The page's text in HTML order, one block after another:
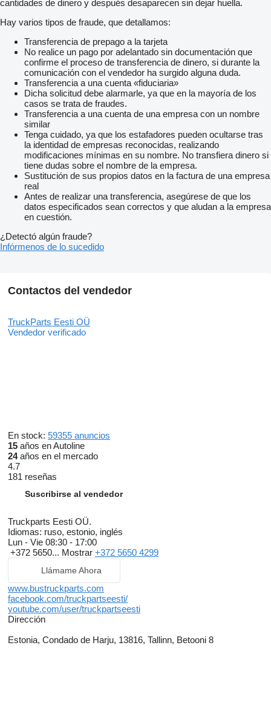
cantidades de dinero y después desaparecen sin dejar huella.
Hay varios tipos de fraude, que detallamos:
Transferencia de prepago a la tarjeta
No realice un pago por adelantado sin documentación que
confirme el proceso de transferencia de dinero, si durante la
comunicación con el vendedor ha surgido alguna duda.
Transferencia a una cuenta «fiduciaria»
Dicha solicitud debe alarmarle, ya que en la mayoría de los
casos se trata de fraudes.
Transferencia a una cuenta de una empresa con un nombre
similar
Tenga cuidado, ya que los estafadores pueden ocultarse tras
la identidad de empresas reconocidas, realizando
modificaciones mínimas en su nombre. No transfiera dinero si
tiene dudas sobre el nombre de la empresa.
Sustitución de sus propios datos en la factura de una empresa
real
Antes de realizar una transferencia, asegúrese de que los
datos especificados sean correctos y que aludan a la empresa
en cuestión.
¿Detectó algún fraude?
Infórmenos de lo sucedido
Contactos del vendedor
TruckParts Eesti OÜ
Vendedor verificado
En stock: 59355 anuncios
15 años en Autoline
24años en el mercado
4.7
181 reseñas
Suscribirse al vendedor
Truckparts Eesti OÜ.
Idiomas: ruso, estonio, inglés
Lun - Vie 08:30 - 17:00
+372 5650... Mostrar +372 5650 4299
Llámame Ahora
www.bustruckparts.com
facebook.com/truckpartseesti/
youtube.com/user/truckpartseesti
Dirección
Estonia, Condado de Harju, 13816, Tallinn, Betooni 8